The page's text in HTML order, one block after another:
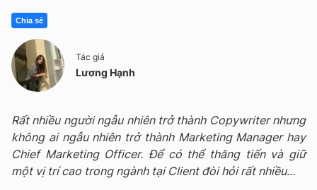
Chia sẻ
Tác giả
Lương Hạnh
Rất nhiều người ngẫu nhiên trở thành Copywriter nhưng
không ai ngẫu nhiên trở thành Marketing Manager hay
Chief Marketing Officer. Để có thể thăng tiến và giữ
một vị trí cao trong ngành tại Client đòi hỏi rất nhiều...